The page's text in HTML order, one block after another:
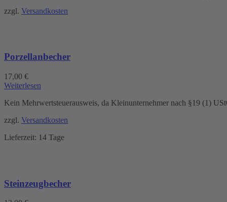
zzgl. Versandkosten
Porzellanbecher
17,00 €
Weiterlesen
Kein Mehrwertsteuerausweis, da Kleinunternehmer nach §19 (1)
zzgl. Versandkosten
Lieferzeit: 14 Tage
Steinzeugbecher